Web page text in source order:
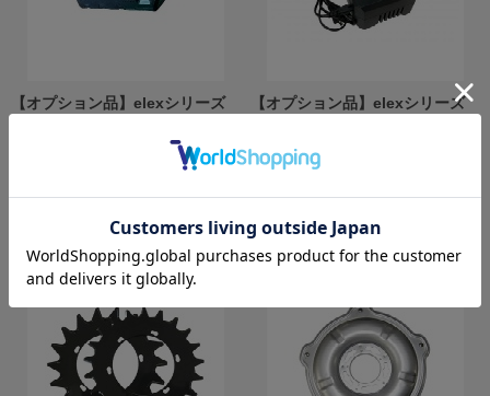
【オプション品】elexシリーズ
TPBT5620 アイデック iDECH
【オプション品】elexシリーズ
ック iDECH
税抜 ￥7,045